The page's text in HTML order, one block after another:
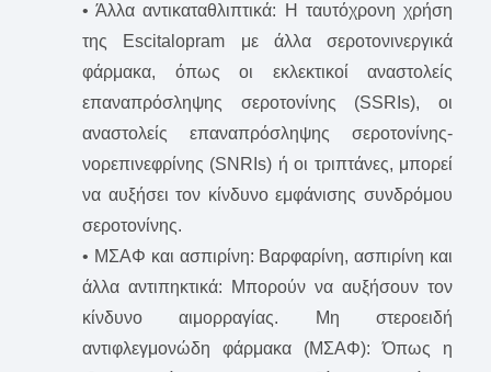
• Άλλα αντικαταθλιπτικά: Η ταυτόχρονη χρήση
της Escitalopram με άλλα σεροτονινεργικά
φάρμακα, όπως οι εκλεκτικοί αναστολείς
επαναπρόσληψης σεροτονίνης (SSRIs), οι
αναστολείς επαναπρόσληψης σεροτονίνης-
νορεπινεφρίνης (SNRIs) ή οι τριπτάνες, μπορεί
να αυξήσει τον κίνδυνο εμφάνισης συνδρόμου
σεροτονίνης.
• ΜΣΑΦ και ασπιρίνη: Βαρφαρίνη, ασπιρίνη και
άλλα αντιπηκτικά: Μπορούν να αυξήσουν τον
κίνδυνο αιμορραγίας. Μη στεροειδή
αντιφλεγμονώδη φάρμακα (ΜΣΑΦ): Όπως η